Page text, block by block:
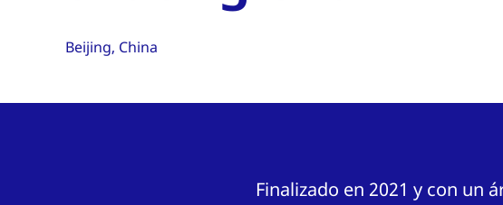
Beijing, China
Finalizado en 2021 y con un